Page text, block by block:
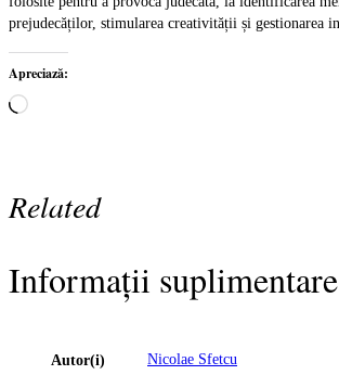
prejudecăților, stimularea creativității și gestionarea
Apreciază:
Încarc...
Related
Informații suplimentare
Autor(i) Nicolae Sfetcu